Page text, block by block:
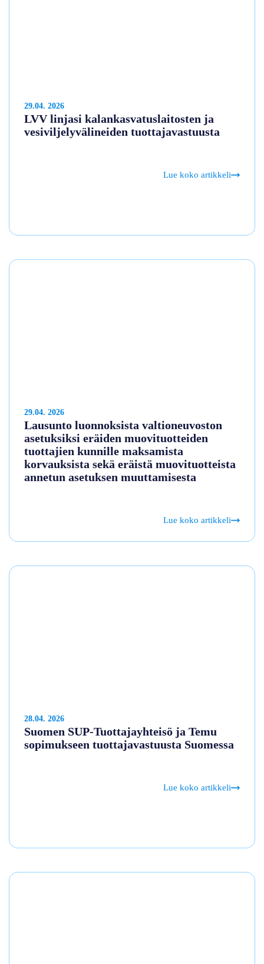
29.04. 2026
LVV linjasi kalankasvatuslaitosten ja
vesiviljelyvälineiden tuottajavastuusta
Lue koko artikkeli
29.04. 2026
Lausunto luonnoksista valtioneuvoston
asetuksiksi eräiden muovituotteiden
tuottajien kunnille maksamista
korvauksista sekä eräistä muovituotteista
annetun asetuksen muuttamisesta
Lue koko artikkeli
28.04. 2026
Suomen SUP-Tuottajayhteisö ja Temu
sopimukseen tuottajavastuusta Suomessa
Lue koko artikkeli